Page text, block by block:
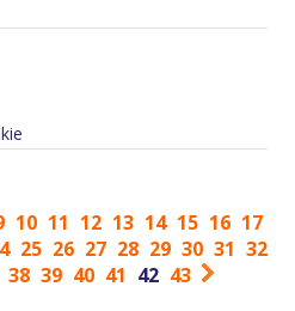
10 11 12 13 14 15 16 17
25 26 27 28 29 30 31 32
38 39 40 41 42 43